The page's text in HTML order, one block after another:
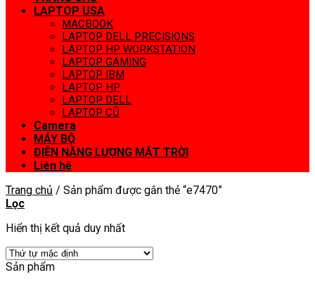
LAPTOP USA
MACBOOK
LAPTOP DELL PRECISIONS
LAPTOP HP WORKSTATION
LAPTOP GAMING
LAPTOP IBM
LAPTOP HP
LAPTOP DELL
LAPTOP CŨ
Camera
MÁY BỘ
ĐIỆN NĂNG LƯỢNG MẶT TRỜI
Liên hệ
Trang chủ / Sản phẩm được gắn thẻ “e7470”
Lọc
Hiển thị kết quả duy nhất
Sản phẩm